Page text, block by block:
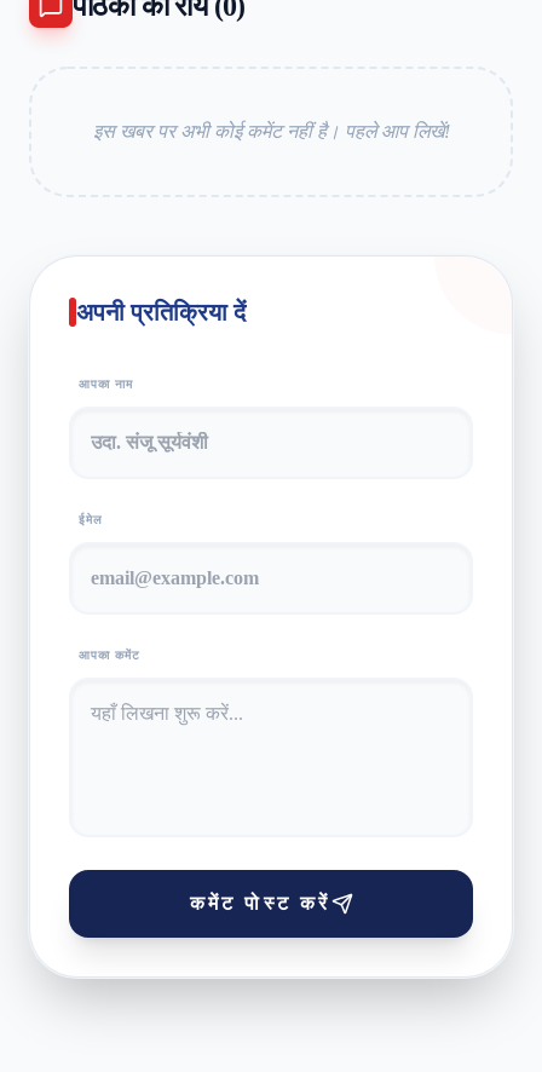
पाठकों की राय (0)
इस खबर पर अभी कोई कमेंट नहीं है। पहले आप लिखें!
अपनी प्रतिक्रिया दें
आपका नाम
ईमेल
आपका कमेंट
कमेंट पोस्ट करें